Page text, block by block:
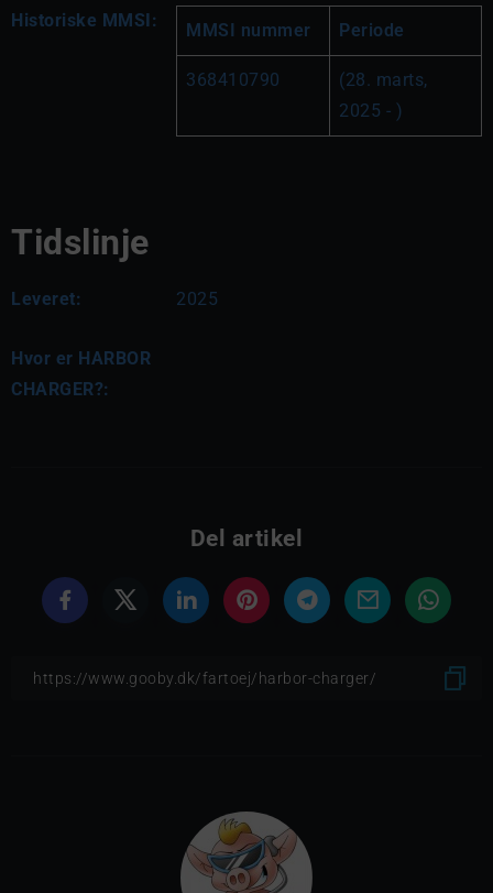
Historiske MMSI: MMSI nummer Periode
368410790
(28. marts,
2025 - )
Tidslinje
Leveret: 2025
Hvor er HARBOR
CHARGER?:
Del artikel